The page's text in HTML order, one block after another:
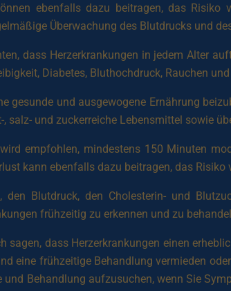
ebenfalls dazu beitragen, das Risiko
Überwachung des Blutdrucks und
dass Herzerkrankungen in jedem Alter
Diabetes, Bluthochdruck, Rauchen
gesunde und ausgewogene Ernährung
, salz- und zuckerreiche Lebensmittel sowie
empfohlen, mindestens 150 Minuten
kann ebenfalls dazu beitragen, das
Blutdruck, den Cholesterin- und
frühzeitig zu erkennen und zu
sagen, dass Herzerkrankungen einen
eine frühzeitige Behandlung vermieden
Behandlung aufzusuchen, wenn Sie